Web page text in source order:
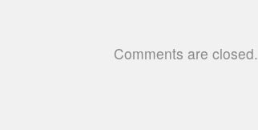
Comments are closed.